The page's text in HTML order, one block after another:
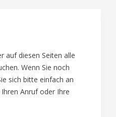
auf diesen Seiten alle
Wenn Sie noch
sich bitte einfach an
Anruf oder Ihre